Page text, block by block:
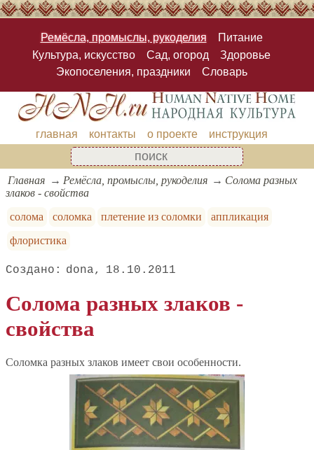
Ремёсла, промыслы, рукоделия
Питание
Культура, искусство
Сад, огород
Здоровье
Экопоселения, праздники
Словарь
главная контакты о проекте инструкция
Главная Ремёсла, промыслы, рукоделия
Солома разных
злаков - свойства
солома
соломка плетение из соломки
аппликация
флористика
dona 18.10.2011
Солома разных злаков -
свойства
Соломка разных злаков имеет свои особенности.